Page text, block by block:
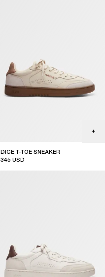
DICE T-TOE SNEAKER
345 USD